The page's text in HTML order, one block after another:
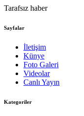
Tarafsız haber
Sayfalar
İletişim
Künye
Foto Galeri
Videolar
Canlı Yayın
Kategoriler